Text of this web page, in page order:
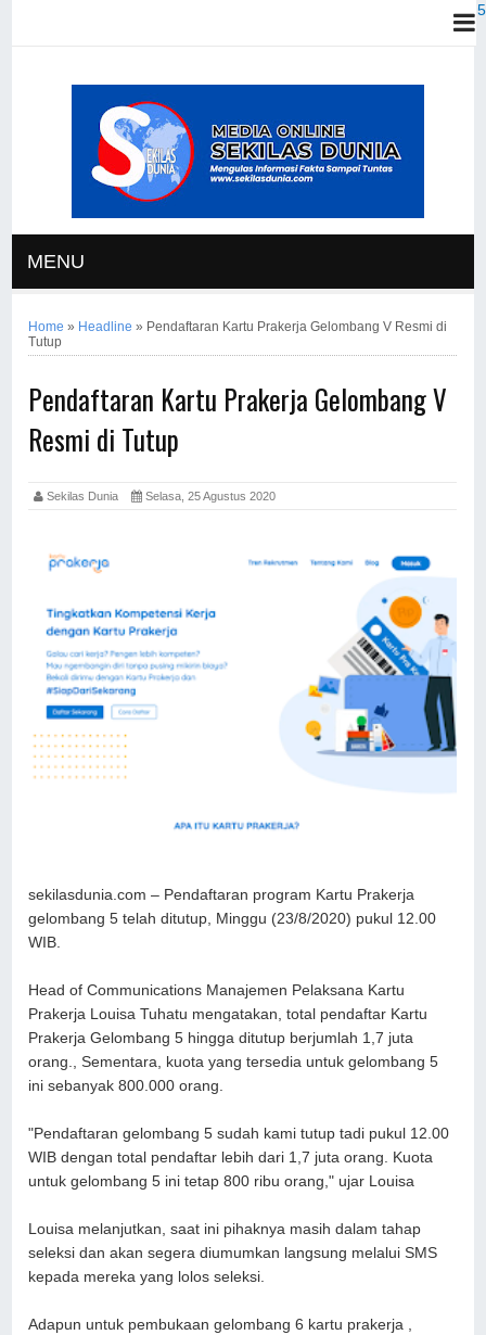
MENU
Home » Headline » Pendaftaran Kartu Prakerja Gelombang V Resmi di
Tutup
Pendaftaran Kartu Prakerja Gelombang V
Resmi di Tutup
Sekilas Dunia Selasa, 25 Agustus 2020
sekilasdunia.com – Pendaftaran program Kartu Prakerja
gelombang 5 telah ditutup, Minggu (23/8/2020) pukul 12.00
WIB.
Head of Communications Manajemen Pelaksana Kartu
Prakerja Louisa Tuhatu mengatakan, total pendaftar Kartu
Prakerja Gelombang 5 hingga ditutup berjumlah 1,7 juta
orang., Sementara, kuota yang tersedia untuk gelombang 5
ini sebanyak 800.000 orang.
"Pendaftaran gelombang 5 sudah kami tutup tadi pukul 12.00
WIB dengan total pendaftar lebih dari 1,7 juta orang. Kuota
untuk gelombang 5 ini tetap 800 ribu orang," ujar Louisa
Louisa melanjutkan, saat ini pihaknya masih dalam tahap
seleksi dan akan segera diumumkan langsung melalui SMS
kepada mereka yang lolos seleksi.
Adapun untuk pembukaan gelombang 6 kartu prakerja ,